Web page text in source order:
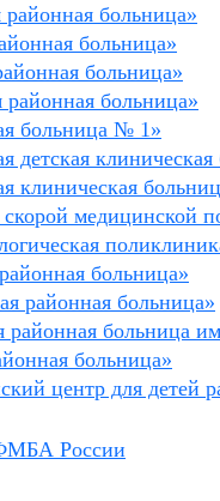
больница»
больница»
больница»
больница»
больница № 1»
детская клиническая
клиническая
медицинской
больница»
районная больница»
больница
больница»
центр для детей
России